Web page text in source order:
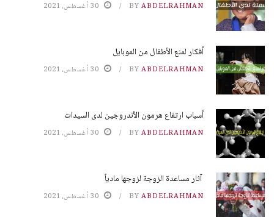
BY ABDELRAHMAN 30 أغسطس، 2021
أفكار لمنع الأطفال من الموبايل
BY ABDELRAHMAN 30 أغسطس، 2021
أسباب ارتفاع هرمون الأندروجين لدى السيدات
BY ABDELRAHMAN 30 أغسطس، 2021
آثار مساعدة الزوجة لزوجها مادياً
BY ABDELRAHMAN 30 أغسطس، 2021